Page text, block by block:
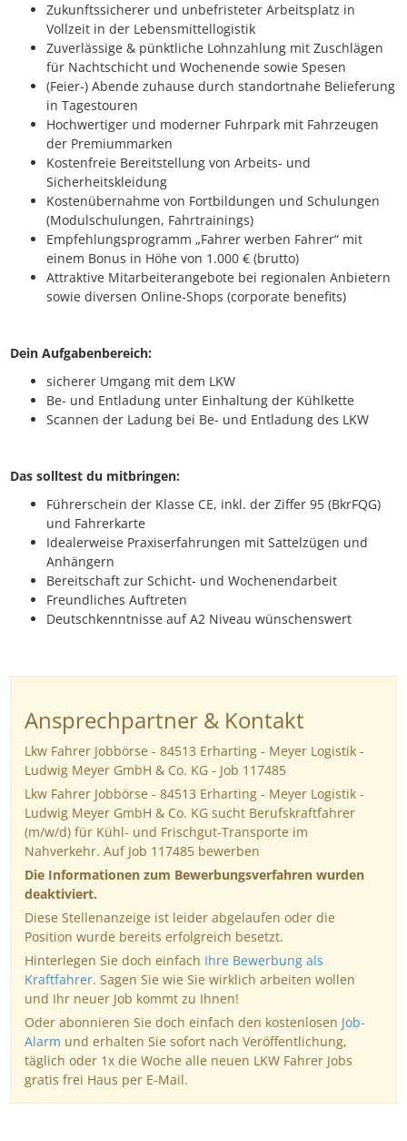
Zukunftssicherer und unbefristeter Arbeitsplatz in
Vollzeit in der Lebensmittellogistik
Zuverlässige & pünktliche Lohnzahlung mit Zuschlägen
für Nachtschicht und Wochenende sowie Spesen
(Feier-) Abende zuhause durch standortnahe Belieferung
in Tagestouren
Hochwertiger und moderner Fuhrpark mit Fahrzeugen
der Premiummarken
Kostenfreie Bereitstellung von Arbeits- und
Sicherheitskleidung
Kostenübernahme von Fortbildungen und Schulungen
(Modulschulungen, Fahrtrainings)
Empfehlungsprogramm „Fahrer werben Fahrer“ mit
einem Bonus in Höhe von 1.000 € (brutto)
Attraktive Mitarbeiterangebote bei regionalen Anbietern
sowie diversen Online-Shops (corporate benefits)
Dein Aufgabenbereich:
sicherer Umgang mit dem LKW
Be- und Entladung unter Einhaltung der Kühlkette
Scannen der Ladung bei Be- und Entladung des LKW
Das solltest du mitbringen:
Führerschein der Klasse CE, inkl. der Ziffer 95 (BkrFQG)
und Fahrerkarte
Idealerweise Praxiserfahrungen mit Sattelzügen und
Anhängern
Bereitschaft zur Schicht- und Wochenendarbeit
Freundliches Auftreten
Deutschkenntnisse auf A2 Niveau wünschenswert
Ansprechpartner & Kontakt
Lkw Fahrer Jobbörse - 84513 Erharting - Meyer Logistik -
Ludwig Meyer GmbH & Co. KG - Job 117485
Lkw Fahrer Jobbörse - 84513 Erharting - Meyer Logistik -
Ludwig Meyer GmbH & Co. KG sucht Berufskraftfahrer
(m/w/d) für Kühl- und Frischgut-Transporte im
Nahverkehr. Auf Job 117485 bewerben
Die Informationen zum Bewerbungsverfahren wurden
deaktiviert.
Diese Stellenanzeige ist leider abgelaufen oder die
Position wurde bereits erfolgreich besetzt.
Hinterlegen Sie doch einfach Ihre Bewerbung als
Kraftfahrer. Sagen Sie wie Sie wirklich arbeiten wollen
und Ihr neuer Job kommt zu Ihnen!
Oder abonnieren Sie doch einfach den kostenlosen Job-
Alarm und erhalten Sie sofort nach Veröffentlichung,
täglich oder 1x die Woche alle neuen LKW Fahrer Jobs
gratis frei Haus per E-Mail.